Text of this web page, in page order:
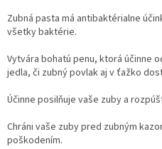
Zubná pasta má antibaktérialne
všetky baktérie.
Vytvára bohatú penu, ktorá účinne
jedla, či zubný povlak aj v ťažko
Účinne posilňuje vaše zuby a
Chráni vaše zuby pred zubným
poškodením.